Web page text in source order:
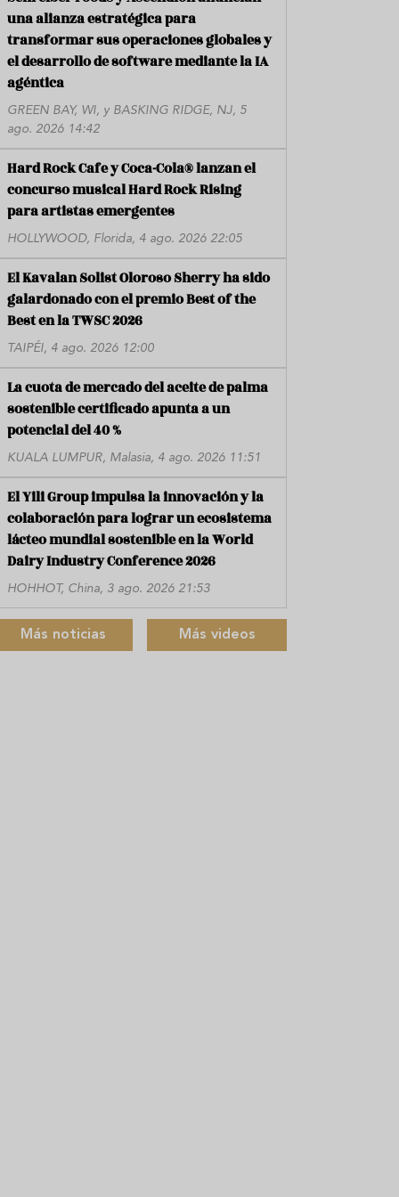
una alianza estratégica para
transformar sus operaciones globales y
el desarrollo de software mediante la IA
agéntica
GREEN BAY, WI, y BASKING RIDGE, NJ, 5
ago. 2026 14:42
Hard Rock Cafe y Coca-Cola® lanzan el
concurso musical Hard Rock Rising
para artistas emergentes
HOLLYWOOD, Florida, 4 ago. 2026 22:05
El Kavalan Solist Oloroso Sherry ha sido
galardonado con el premio Best of the
Best en la TWSC 2026
TAIPÉI, 4 ago. 2026 12:00
La cuota de mercado del aceite de palma
sostenible certificado apunta a un
potencial del 40 %
KUALA LUMPUR, Malasia, 4 ago. 2026 11:51
El Yili Group impulsa la innovación y la
colaboración para lograr un ecosistema
lácteo mundial sostenible en la World
Dairy Industry Conference 2026
HOHHOT, China, 3 ago. 2026 21:53
Más noticias Más videos